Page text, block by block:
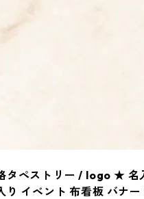
タペストリー / logo ★ 名
り イベント 布看板 バナ